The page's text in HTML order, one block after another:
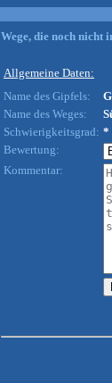
Wege, die noch nicht
Allgemeine Daten:
Name des Gipfels:
Name des Weges:
Schwierigkeitsgrad: *
Bewertung:
Kommentar: